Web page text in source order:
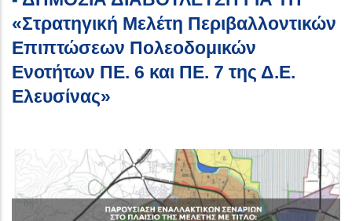
«Στρατηγική Μελέτη Περιβαλλοντικών
Επιπτώσεων Πολεοδομικών
Ενοτήτων ΠΕ. 6 και ΠΕ. 7 της Δ.E.
Ελευσίνας»